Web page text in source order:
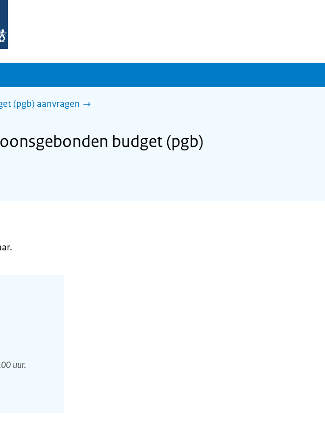
(pgb) aanvragen
budget (pgb)
uur.